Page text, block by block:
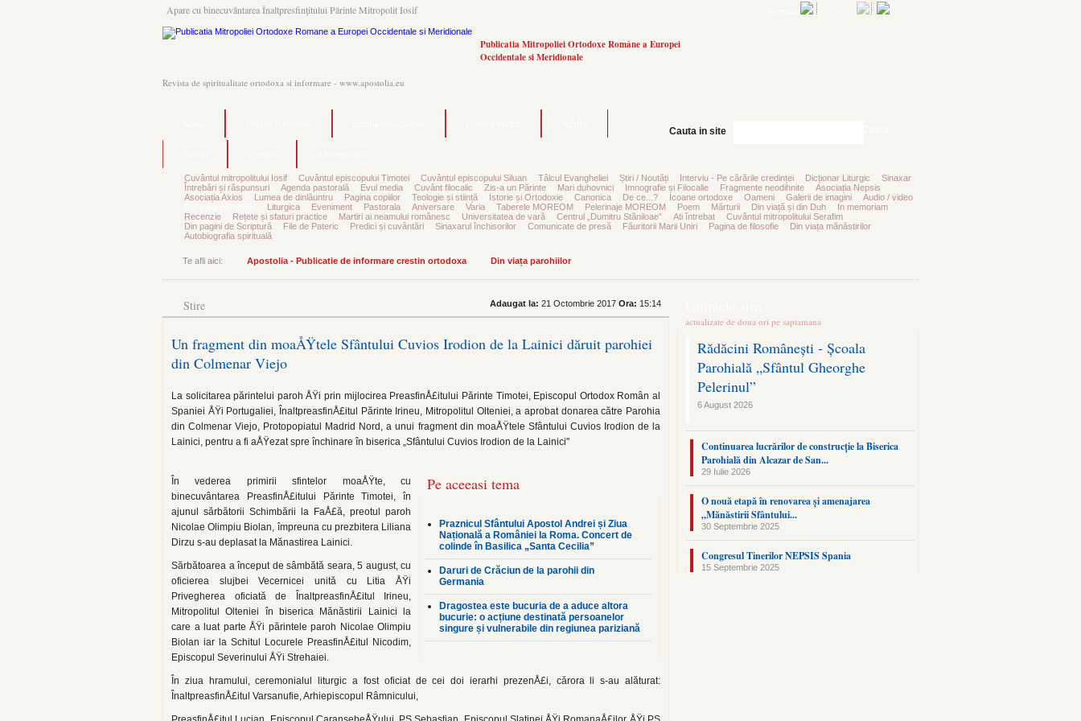
Apare cu binecuvântarea Înaltpresfinţitului Părinte Mitropolit Iosif
Publicatia Mitropoliei Ortodoxe Române a Europei
Occidentale si Meridionale
Revista de spiritualitate ortodoxa si informare - www.apostolia.eu
Cauta in site
Cuvântul mitropolitului Iosif Cuvântul episcopului Timotei Cuvântul episcopului Siluan Tâlcul Evangheliei Știri / Noutăți Interviu - Pe cărările credinței Dicționar Liturgic
Sinaxar
Întrebări și răspunsuri
Agenda pastorală Evul media Cuvânt filocalic Zis-a un Părinte Mari duhovnici Imnografie și Filocalie Fragmente neodihnite
Asociația Nepsis
Asociația Axios
Lumea de dinlăuntru Pagina copiilor Teologie și stiință Istorie și Ortodoxie Canonica De ce...? Icoane ortodoxe Oameni Galerii de imagini
Audio / video
Liturgica Eveniment Pastorala Aniversare Varia Taberele MOREOM Pelerinaje MOREOM Poem Mărturii Din viață și din Duh
In memoriam
Recenzie
Rețete și sfaturi practice Martiri ai neamului românesc Universitatea de vară Centrul „Dumitru Stăniloae” Ati întrebat
Cuvântul mitropolitului Serafim
Din pagini de Scriptură
File de Pateric Predici și cuvântări Sinaxarul închisorilor Comunicate de presă Făuritorii Marii Uniri Pagina de filosofie
Din viața mănăstirilor
Autobiografia spirituală
Te afli aici: Apostolia - Publicatie de informare crestin ortodoxa Din viața parohiilor
Stire Adaugat la: 21 Octombrie 2017 Ora: 15:14
Un fragment din moaÅŸtele Sfântului Cuvios Irodion de la Lainici dăruit parohiei
din Colmenar Viejo
La solicitarea părintelui paroh ÅŸi prin mijlocirea PreasfinÅ£itului Părinte Timotei, Episcopul Ortodox Român al
Spaniei ÅŸi Por­tugaliei, ÎnaltpreasfinÅ£itul Părinte Irineu, Mi­tropolitul Olteniei, a aprobat donarea către Parohia
din Colmenar Viejo, Protopopiatul Madrid Nord, a unui fragment din moaÅŸtele Sfântului Cuvios Irodion de la
Lainici, pen­tru a fi aÅŸezat spre închinare în biserica „Sfân­tului Cuvios Irodion de la Lainici"
Pe aceeasi tema
Praznicul Sfântului Apostol Andrei și Ziua
Națională a României la Roma. Concert de
colinde în Basilica „Santa Cecilia”
Daruri de Crăciun de la parohii din
Germania
Dragostea este bucuria de a aduce altora
bucurie: o acțiune destinată persoanelor
singure și vulnerabile din regiunea pariziană
În vederea primirii sfintelor moaÅŸte, cu
binecuvântarea PreasfinÅ£itului Părinte Timotei, în
ajunul sărbătorii Schimbării la FaÅ£ă, preotul paroh
Nicolae Olimpiu Biolan, îm­preuna cu prezbitera Liliana
Dirzu s-au de­plasat la Mănastirea Lainici.
Sărbătoarea a început de sâmbătă seara, 5 august, cu
oficierea slujbei Vecernicei uni­tă cu Litia ÅŸi
Privegherea oficiată de ÎnaltpreasfinÅ£itul Irineu,
Mitropolitul Olte­niei în biserica Mănăstirii Lainici la
care a luat parte ÅŸi părintele paroh Nicolae Olimpiu
Biolan iar la Schitul Locurele PreasfinÅ£itul Nicodim,
Episcopul Severinului ÅŸi Strehaiei.
În ziua hramului, ceremonialul liturgic a fost oficiat de cei doi ierarhi prezenÅ£i, că­rora li s-au alăturat:
ÎnaltpreasfinÅ£itul Varsanufie, Arhiepiscopul Râmnicului,
actualizate de doua ori pe saptamana
Rădăcini Românești - Școala
Parohială „Sfântul Gheorghe
Pelerinul”
6 August 2026
Continuarea lucrărilor de construcție la Biserica
Parohială din Alcazar de San...
29 Iulie 2026
O nouă etapă în renovarea și amenajarea
„Mănăstirii Sfântului...
30 Septembrie 2025
Congresul Tinerilor NEPSIS Spania
15 Septembrie 2025